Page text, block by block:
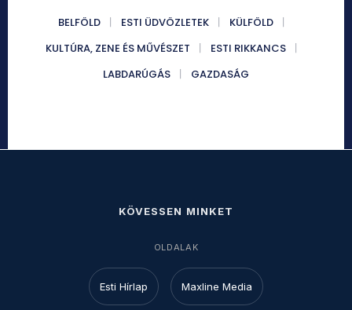
BELFÖLD ESTI ÜDVÖZLETEK
KÜLFÖLD
KULTÚRA, ZENE ÉS MŰVÉSZET
ESTI RIKKANCS
LABDARÚGÁS
GAZDASÁG
KÖVESSEN MINKET
OLDALAK
Esti Hírlap Maxline Media